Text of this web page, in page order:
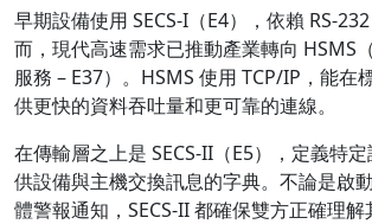
早期設備使用 SECS-I（E4），依賴 RS-
而，現代高速需求已推動產業轉向 HSMS
服務 – E37）。HSMS 使用 TCP/IP，能在
供更快的資料吞吐量和更可靠的連線。
在傳輸層之上是 SECS-II（E5），定義特
供設備與主機交換訊息的字典。不論是啟
體警報通知，SECS-II 都確保雙方正確理解